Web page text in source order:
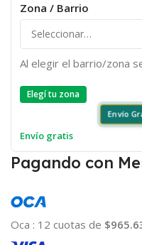
Zona / Barrio
Al elegir el barrio/zona
Elegí tu zona
Envío
Envío gratis
Pagando con
Oca : 12 cuotas de